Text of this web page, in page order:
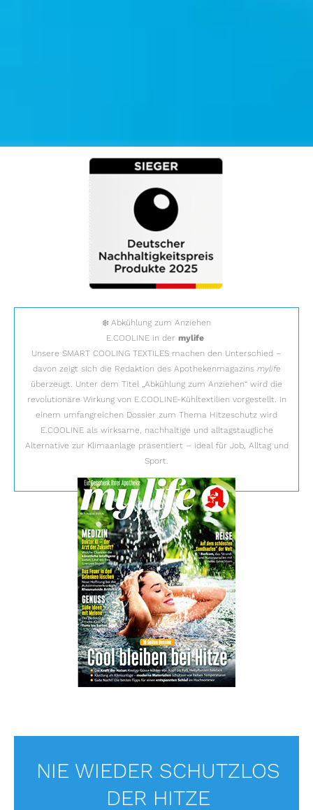
❄️ Abkühlung zum Anziehen
E.COOLINE in der mylife
Unsere SMART COOLING TEXTILES machen den Unterschied –
davon zeigt sich die Redaktion des Apothekenmagazins mylife
überzeugt. Unter dem Titel „Abkühlung zum Anziehen“ wird die
revolutionäre Wirkung von E.COOLINE-Kühltextilien vorgestellt. In
einem umfangreichen Dossier zum Thema Hitzeschutz wird
E.COOLINE als wirksame, nachhaltige und alltagstaugliche
Alternative zur Klimaanlage präsentiert – ideal für Job, Alltag und
Sport.
NIE WIEDER SCHUTZLOS
DER HITZE